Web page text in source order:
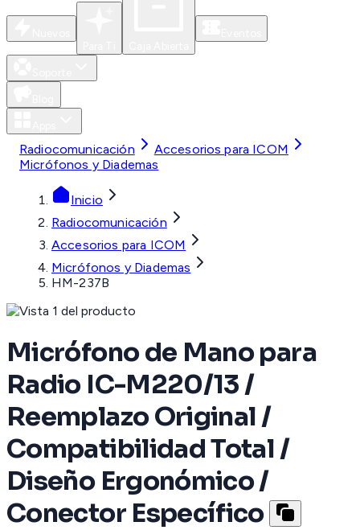
Radiocomunicación
Accesorios para ICOM
Micrófonos y Diademas
Inicio
Radiocomunicación
Accesorios para ICOM
Micrófonos y Diademas
HM-237B
Micrófono de Mano para
Radio IC-M220/13 /
Reemplazo Original /
Compatibilidad Total /
Diseño Ergonómico /
Conector Específico